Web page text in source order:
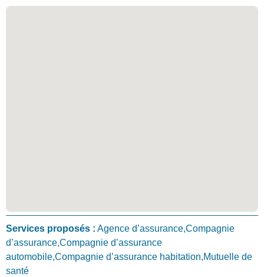
Services proposés : Agence d’assurance,Compagnie
d’assurance,Compagnie d’assurance
automobile,Compagnie d’assurance habitation,Mutuelle de
santé